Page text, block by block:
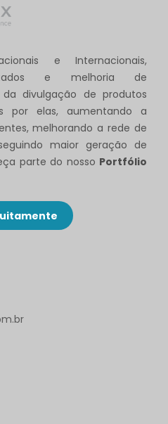
e Internacionais,
e melhoria de
divulgação de produtos
por elas, aumentando a
melhorando a rede de
maior geração de
parte do nosso Portfólio